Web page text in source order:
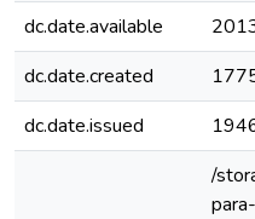
dc.date.available
dc.date.created
dc.date.issued
/